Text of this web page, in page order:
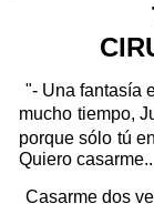
"- Una fantasía
mucho tiempo,
porque sólo tú
Quiero
Casarme dos